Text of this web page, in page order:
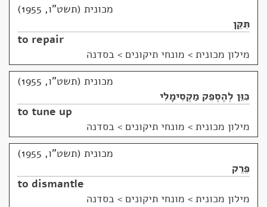
מכונית (תשט"ו, 1955)
תִּקֵּן
to repair
מילון מכונית > מונחי תיקונים > בסדנה
מכונית (תשט"ו, 1955)
כִּוֵּן לְהֶסְפֵּק מַקְסִימָלִי
to tune up
מילון מכונית > מונחי תיקונים > בסדנה
מכונית (תשט"ו, 1955)
פֵּרֵק
to dismantle
מילון מכונית > מונחי תיקונים > בסדנה